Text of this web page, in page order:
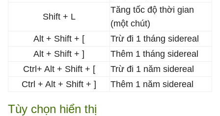
Shift + L
Tăng tốc độ thời gian
(một chút)
Alt + Shift + [
Trừ đi 1 tháng sidereal
Alt + Shift + ]
Thêm 1 tháng sidereal
Ctrl+ Alt + Shift + [
Trừ đi 1 năm sidereal
Ctrl + Alt + Shift + ]
Thêm 1 năm sidereal
Tùy chọn hiển thị